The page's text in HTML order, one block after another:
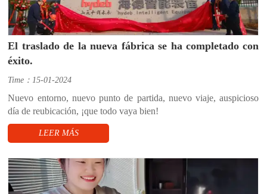
El traslado de la nueva fábrica se ha completado con
éxito.
Time：15-01-2024
Nuevo entorno, nuevo punto de partida, nuevo viaje, auspicioso
día de reubicación, ¡que todo vaya bien!
LEER MÁS